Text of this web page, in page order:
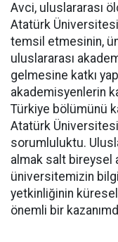
Avci, uluslararası
Atatürk
temsil etmesinin,
uluslararası
gelmesine katkı
akademisyenlerin
Türkiye bölümünü
Atatürk
sorumluluktu.
almak salt bireysel
üniversitemizin
yetkinliğinin
önemli bir